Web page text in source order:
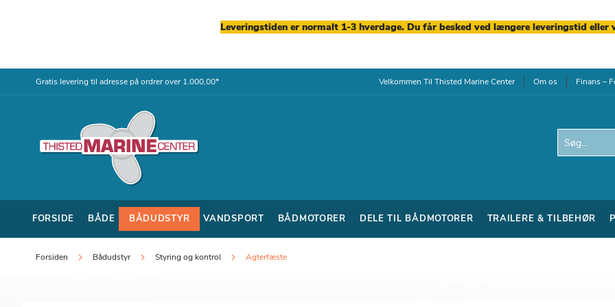
Leveringstiden er normalt 1-3 hverdage. Du får besked ved længere leveringstid eller
Gratis levering til adresse på ordrer over 1.000,00*Skip
Velkommen Til Thisted Marine Center Om os Finans –
Search
FORSIDE BÅDE BÅDUDSTYR VANDSPORT BÅDMOTORER DELE TIL BÅDMOTORER TRAILERE & TILBEHØR
Forsiden Bådudstyr Styring og kontrol Agterfæste